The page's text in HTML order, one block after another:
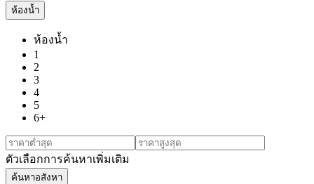
ห้องน้ำ
ห้องน้ำ
1
2
3
4
5
6+
ตัวเลือกการค้นหาเพิ่มเติม
ค้นหาอสังหา